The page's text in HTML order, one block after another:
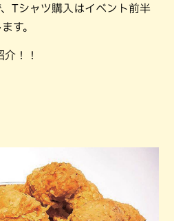
Tシャツ購入はイベント前半
す。
！！